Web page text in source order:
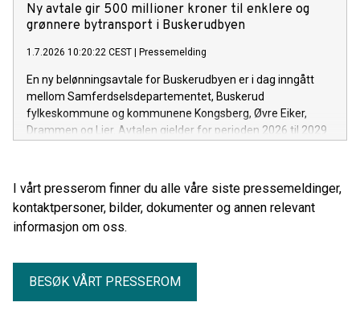
Ny avtale gir 500 millioner kroner til enklere og
grønnere bytransport i Buskerudbyen
1.7.2026 10:20:22 CEST Pressemelding
En ny belønningsavtale for Buskerudbyen er i dag inngått
mellom Samferdselsdepartementet, Buskerud
fylkeskommune og kommunene Kongsberg, Øvre Eiker,
Drammen og Lier. Avtalen gjelder for perioden 2026 til 2029
persontransport med bil.
I vårt presserom finner du alle våre siste pressemeldinger,
kontaktpersoner, bilder, dokumenter og annen relevant
informasjon om oss.
BESØK VÅRT PRESSEROM